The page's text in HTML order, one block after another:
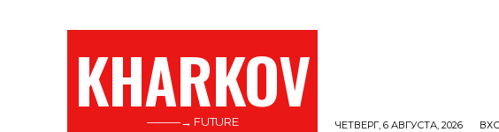
KHARKOV
———→ FUTURE ЧЕТВЕРГ, 6 АВГУСТА, 2026